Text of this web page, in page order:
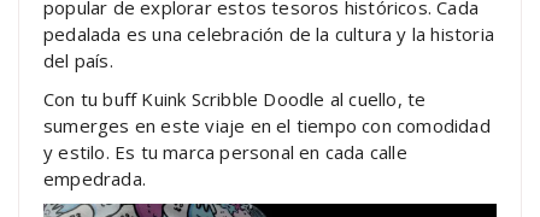
popular de explorar estos tesoros históricos. Cada
pedalada es una celebración de la cultura y la historia
del país.
Con tu buff Kuink Scribble Doodle al cuello, te
sumerges en este viaje en el tiempo con comodidad
y estilo. Es tu marca personal en cada calle
empedrada.